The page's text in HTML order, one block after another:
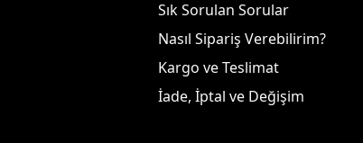
Sık Sorulan Sorular
Nasıl Sipariş Verebilirim?
Kargo ve Teslimat
İade, İptal ve Değişim